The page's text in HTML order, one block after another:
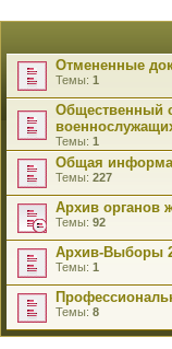
Отмененные
Темы: 1
Общественный
Темы: 1
Общая
Темы: 227
Архив органов
Темы: 92
Архив-Выборы
Темы: 1
Темы: 8